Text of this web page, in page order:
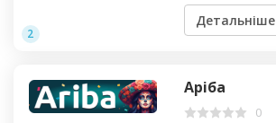
2
Детальніше
Аріба
0